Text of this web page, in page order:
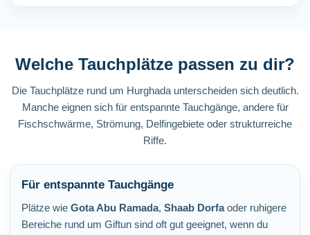
Welche Tauchplätze passen zu dir?
Die Tauchplätze rund um Hurghada unterscheiden sich deutlich.
Manche eignen sich für entspannte Tauchgänge, andere für
Fischschwärme, Strömung, Delfingebiete oder strukturreiche
Riffe.
Für entspannte Tauchgänge
Plätze wie Gota Abu Ramada, Shaab Dorfaoder ruhigere
Bereiche rund um Giftun sind oft gut geeignet, wenn du